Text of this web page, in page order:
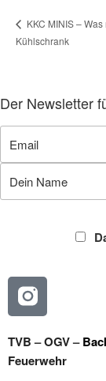
KKC MINIS –
Kühlschrank
Der Newsletter
TVB–OGV–
Feuerwehr